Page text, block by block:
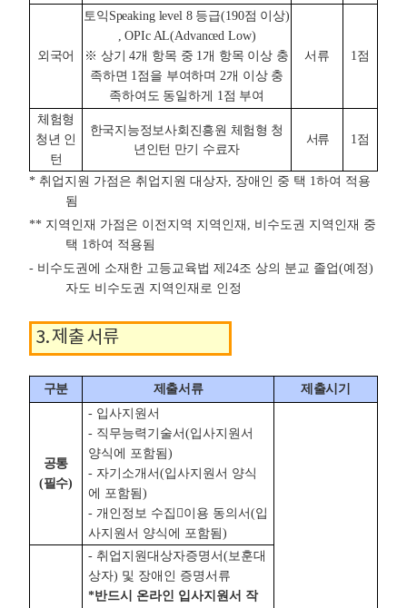
외국어
토익Speaking level 8 등급(190점 이상)
, OPIc AL(Advanced Low)
※ 상기 4개 항목 중 1개 항목 이상 충
족하면 1점을 부여하며 2개 이상 충
족하여도 동일하게 1점 부여
서류 1점
체험형
청년 인
턴
한국지능정보사회진흥원 체험형 청
년인턴 만기 수료자
서류 1점
* 취업지원 가점은 취업지원 대상자, 장애인 중 택 1하여 적용
됨
** 지역인재 가점은 이전지역 지역인재, 비수도권 지역인재 중
택 1하여 적용됨
- 비수도권에 소재한 고등교육법 제24조 상의 분교 졸업(예정)
자도 비수도권 지역인재로 인정
3. 제출 서류
구분 제출서류 제출시기
공통
(필수)
- 입사지원서
- 직무능력기술서(입사지원서
양식에 포함됨)
- 자기소개서(입사지원서 양식
에 포함됨)
- 개인정보 수집이용 동의서(입
사지원서 양식에 포함됨)
- 취업지원대상자증명서(보훈대
상자) 및 장애인 증명서류
*반드시 온라인 입사지원서 작